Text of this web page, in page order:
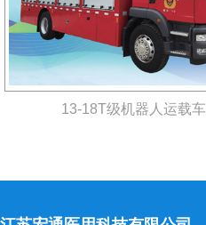
13-18T级机器人运载车